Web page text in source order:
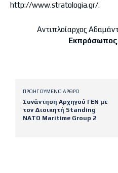
http://www.stratologia.gr/.
Αντιπλοίαρχος
ΠΡΟΗΓΟΎΜΕΝΟ ΆΡΘΡΟ
Συνάντηση Αρχηγού ΓΕΝ με
τον Διοικητή Standing
NATO Maritime Group 2